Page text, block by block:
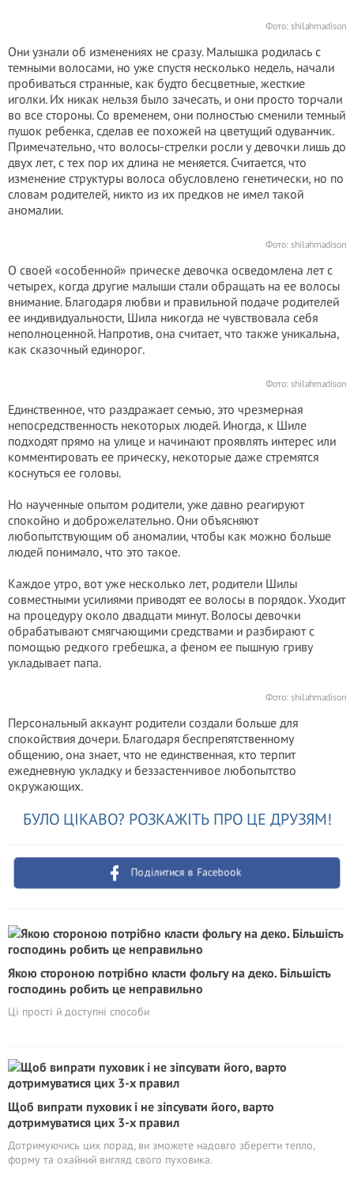
Фото: shilahmadison
Они узнали об изменениях не сразу. Малышка родилась с
темными волосами, но уже спустя несколько недель, начали
пробиваться странные, как будто бесцветные, жесткие
иголки. Их никак нельзя было зачесать, и они просто торчали
во все стороны. Со временем, они полностью сменили темный
пушок ребенка, сделав ее похожей на цветущий одуванчик.
Примечательно, что волосы-стрелки росли у девочки лишь до
двух лет, с тех пор их длина не меняется. Считается, что
изменение структуры волоса обусловлено генетически, но по
словам родителей, никто из их предков не имел такой
аномалии.
Фото: shilahmadison
О своей «особенной» прическе девочка осведомлена лет с
четырех, когда другие малыши стали обращать на ее волосы
внимание. Благодаря любви и правильной подаче родителей
ее индивидуальности, Шила никогда не чувствовала себя
неполноценной. Напротив, она считает, что также уникальна,
как сказочный единорог.
Фото: shilahmadison
Единственное, что раздражает семью, это чрезмерная
непосредственность некоторых людей. Иногда, к Шиле
подходят прямо на улице и начинают проявлять интерес или
комментировать ее прическу, некоторые даже стремятся
коснуться ее головы.
Но наученные опытом родители, уже давно реагируют
спокойно и доброжелательно. Они объясняют
любопытствующим об аномалии, чтобы как можно больше
людей понимало, что это такое.
Каждое утро, вот уже несколько лет, родители Шилы
совместными усилиями приводят ее волосы в порядок. Уходит
на процедуру около двадцати минут. Волосы девочки
обрабатывают смягчающими средствами и разбирают с
помощью редкого гребешка, а феном ее пышную гриву
укладывает папа.
Фото: shilahmadison
Персональный аккаунт родители создали больше для
спокойствия дочери. Благодаря беспрепятственному
общению, она знает, что не единственная, кто терпит
ежедневную укладку и беззастенчивое любопытство
окружающих.
БУЛО ЦІКАВО? РОЗКАЖІТЬ ПРО ЦЕ ДРУЗЯМ!
Поділитися в Facebook
Якою стороною потрібно класти фольгу на деко. Більшість
господинь робить це неправильно
Ці прості й доступні способи
Щоб випрати пуховик і не зіпсувати його, варто
дотримуватися цих 3-х правил
Дотримуючись цих порад, ви зможете надовго зберегти тепло,
форму та охайний вигляд свого пуховика.